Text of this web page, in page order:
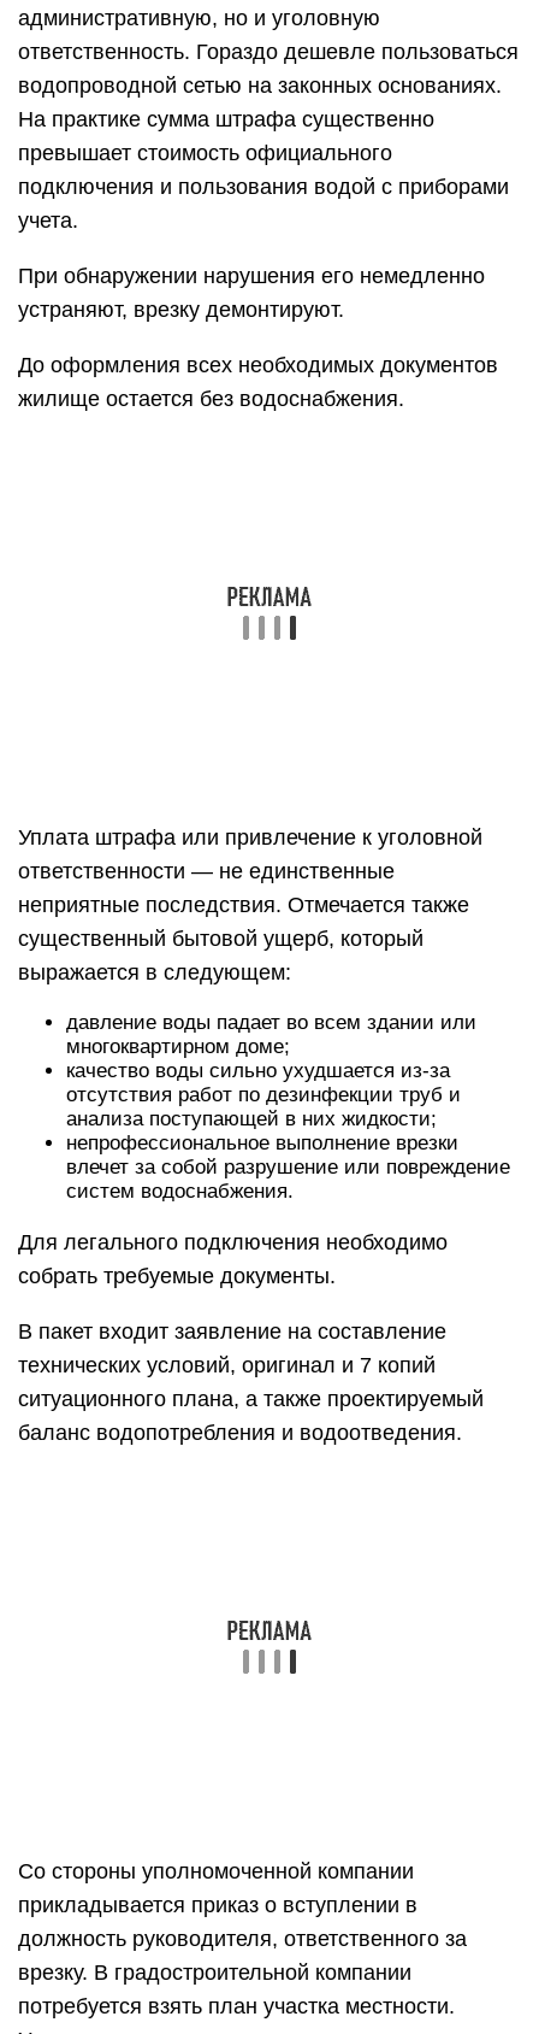
административную, но и уголовную
ответственность. Гораздо дешевле пользоваться
водопроводной сетью на законных основаниях.
На практике сумма штрафа существенно
превышает стоимость официального
подключения и пользования водой с приборами
учета.
При обнаружении нарушения его немедленно
устраняют, врезку демонтируют.
До оформления всех необходимых документов
жилище остается без водоснабжения.
Уплата штрафа или привлечение к уголовной
ответственности — не единственные
неприятные последствия. Отмечается также
существенный бытовой ущерб, который
выражается в следующем:
давление воды падает во всем здании или
многоквартирном доме;
качество воды сильно ухудшается из-за
отсутствия работ по дезинфекции труб и
анализа поступающей в них жидкости;
непрофессиональное выполнение врезки
влечет за собой разрушение или повреждение
систем водоснабжения.
Для легального подключения необходимо
собрать требуемые документы.
В пакет входит заявление на составление
технических условий, оригинал и 7 копий
ситуационного плана, а также проектируемый
баланс водопотребления и водоотведения.
Со стороны уполномоченной компании
прикладывается приказ о вступлении в
должность руководителя, ответственного за
врезку. В градостроительной компании
потребуется взять план участка местности.